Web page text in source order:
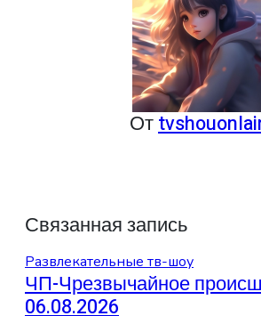
От
Связанная запись
Развлекательные тв-шоу
ЧП-Чрезвычайное
06.08.2026